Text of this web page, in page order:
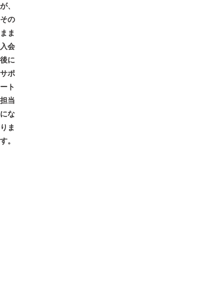
が、
その
まま
入会
後に
サポ
ート
担当
にな
りま
す。